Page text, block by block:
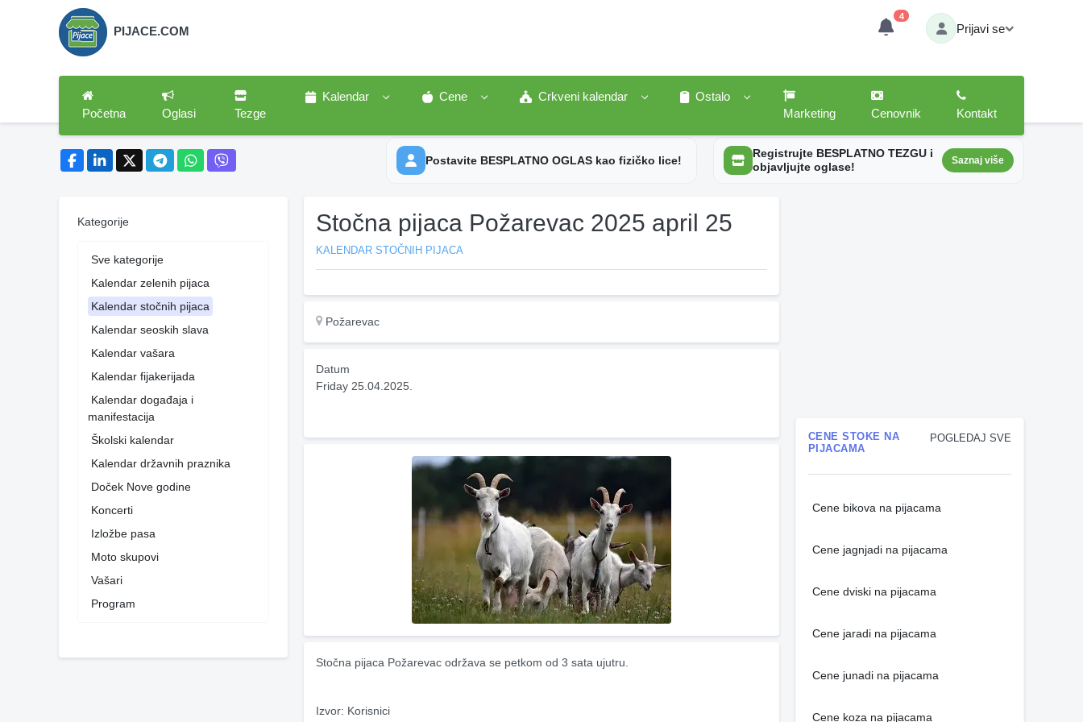
PIJACE.COM
4
Prijavi se
Početna Oglasi Tezge
Kalendar Cene Crkveni kalendar
Ostalo
Marketing
Cenovnik Kontakt
Postavite BESPLATNO OGLAS kao fizičko lice!
Registrujte BESPLATNO TEZGU i
objavljujte oglase!
Saznaj više
Kategorije
Sve kategorije
Kalendar zelenih pijaca
Kalendar stočnih pijaca
Kalendar seoskih slava
Kalendar vašara
Kalendar fijakerijada
Kalendar događaja i
manifestacija
Školski kalendar
Kalendar državnih praznika
Doček Nove godine
Koncerti
Izložbe pasa
Moto skupovi
Vašari
Program
Stočna pijaca Požarevac 2025 april 25
KALENDAR STOČNIH PIJACA
Požarevac
Datum
Friday 25.04.2025.
Stočna pijaca Požarevac održava se petkom od 3 sata ujutru.
Izvor: Korisnici
POGLEDAJ SVE
CENE STOKE NA
PIJACAMA
Cene bikova na pijacama
Cene jagnjadi na pijacama
Cene dviski na pijacama
Cene jaradi na pijacama
Cene junadi na pijacama
Cene koza na pijacama